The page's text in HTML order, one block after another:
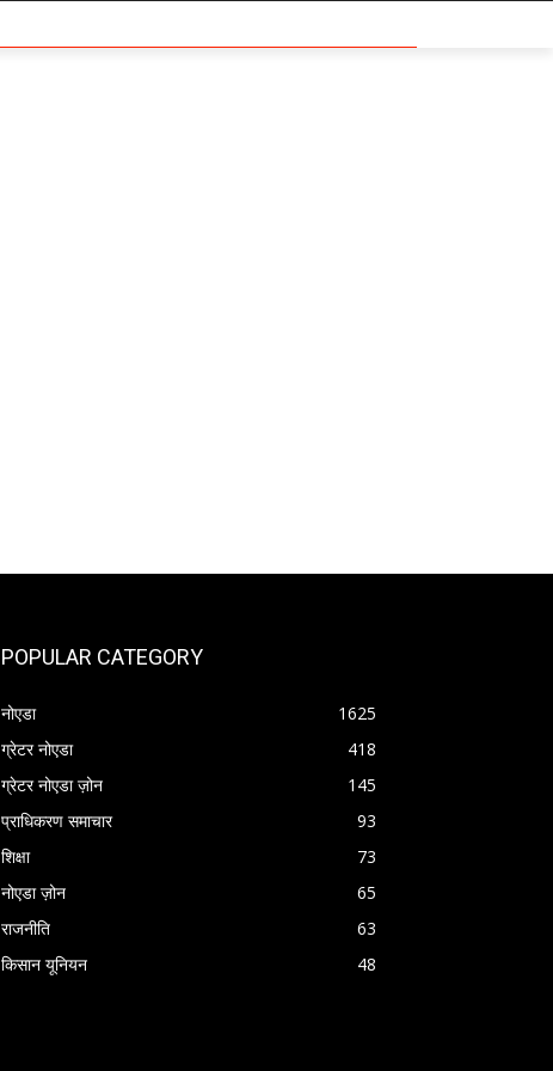
POPULAR CATEGORY
नोएडा
1625
ग्रेटर नोएडा
418
ग्रेटर नोएडा ज़ोन
145
प्राधिकरण समाचार
93
शिक्षा
73
नोएडा ज़ोन
65
राजनीति
63
किसान यूनियन
48